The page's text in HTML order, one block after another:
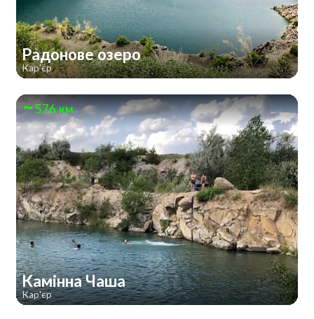
Радонове озеро
Кар'єр
576 км
Камінна Чаша
Кар'єр